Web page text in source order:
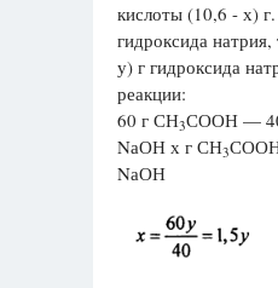
кислоты (10,6 - х)
гидроксида
у) г гидроксида
реакции:
60 г СН3СООН —
NаОН х г СН3
NаОН